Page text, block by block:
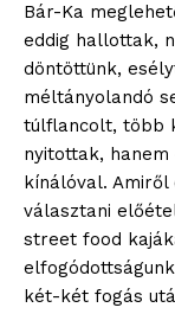
Bár-Ka
eddig hallottak,
döntöttünk,
méltányolandó
túlflancolt, több
nyitottak,
kínálóval.
választani
street food
két-két fogás